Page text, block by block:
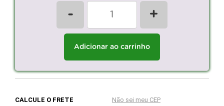
- +
Adicionar ao carrinho